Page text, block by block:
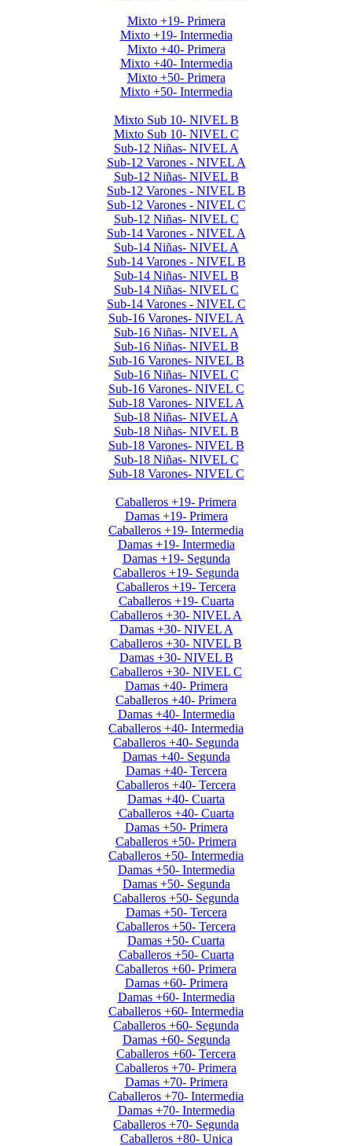
Mixto +19- Primera
Mixto +19- Intermedia
Mixto +40- Primera
Mixto +40- Intermedia
Mixto +50- Primera
Mixto +50- Intermedia
Mixto Sub 10- NIVEL B
Mixto Sub 10- NIVEL C
Sub-12 Niñas- NIVEL A
Sub-12 Varones - NIVEL A
Sub-12 Niñas- NIVEL B
Sub-12 Varones - NIVEL B
Sub-12 Varones - NIVEL C
Sub-12 Niñas- NIVEL C
Sub-14 Varones - NIVEL A
Sub-14 Niñas- NIVEL A
Sub-14 Varones - NIVEL B
Sub-14 Niñas- NIVEL B
Sub-14 Niñas- NIVEL C
Sub-14 Varones - NIVEL C
Sub-16 Varones- NIVEL A
Sub-16 Niñas- NIVEL A
Sub-16 Niñas- NIVEL B
Sub-16 Varones- NIVEL B
Sub-16 Niñas- NIVEL C
Sub-16 Varones- NIVEL C
Sub-18 Varones- NIVEL A
Sub-18 Niñas- NIVEL A
Sub-18 Niñas- NIVEL B
Sub-18 Varones- NIVEL B
Sub-18 Niñas- NIVEL C
Sub-18 Varones- NIVEL C
Caballeros +19- Primera
Damas +19- Primera
Caballeros +19- Intermedia
Damas +19- Intermedia
Damas +19- Segunda
Caballeros +19- Segunda
Caballeros +19- Tercera
Caballeros +19- Cuarta
Caballeros +30- NIVEL A
Damas +30- NIVEL A
Caballeros +30- NIVEL B
Damas +30- NIVEL B
Caballeros +30- NIVEL C
Damas +40- Primera
Caballeros +40- Primera
Damas +40- Intermedia
Caballeros +40- Intermedia
Caballeros +40- Segunda
Damas +40- Segunda
Damas +40- Tercera
Caballeros +40- Tercera
Damas +40- Cuarta
Caballeros +40- Cuarta
Damas +50- Primera
Caballeros +50- Primera
Caballeros +50- Intermedia
Damas +50- Intermedia
Damas +50- Segunda
Caballeros +50- Segunda
Damas +50- Tercera
Caballeros +50- Tercera
Damas +50- Cuarta
Caballeros +50- Cuarta
Caballeros +60- Primera
Damas +60- Primera
Damas +60- Intermedia
Caballeros +60- Intermedia
Caballeros +60- Segunda
Damas +60- Segunda
Caballeros +60- Tercera
Caballeros +70- Primera
Damas +70- Primera
Caballeros +70- Intermedia
Damas +70- Intermedia
Caballeros +70- Segunda
Caballeros +80- Unica